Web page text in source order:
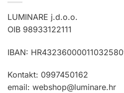
mogu
odabrati
stranici
LUMINARE j.d.o.o.
OIB 98933122111
IBAN:
Kontakt: 0997450162
email: webshop@luminare.hr